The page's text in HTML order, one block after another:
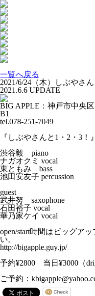
一覧へ戻る
2021/6/24（木）しぶやさん
2021.6.6 UPDATE
BIG APPLE：神戸市中央
B1
tel.078-251-7049
『しぶやさんと1・2・3！』
渋谷毅 piano
ナガオクミ vocal
東ともみ bass
池田安友子 percussion
guest
武井努 saxophone
石田裕子 vocal
華乃家ケイ vocal
open/start時間はビッグア
い。
http://bigapple.guy.jp/
予約¥2800 当日¥3000（
ご予約：